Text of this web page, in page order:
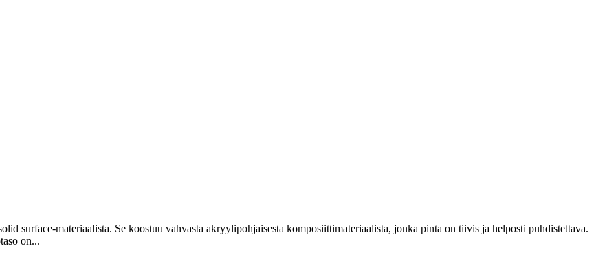
surface-materiaalista. Se koostuu vahvasta akryylipohjaisesta komposiittimateriaalista, jonka pinta on tiivis ja helposti puhdistettava.
on...